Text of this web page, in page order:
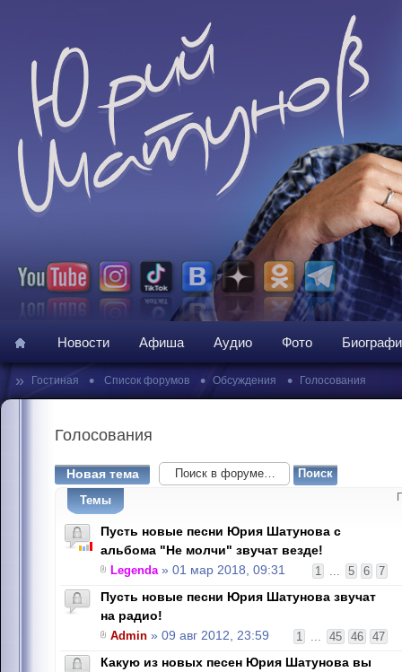
Новости Афиша Аудио Фото
» Гостиная • Список форумов • Обсуждения • Голосования
Голосования
Новая тема
Темы
Пусть новые песни Юрия Шатунова с
альбома "Не молчи" звучат везде!
1 ... 5 6 7
Legenda» 01 мар 2018, 09:31
Пусть новые песни Юрия Шатунова звучат
на радио!
1 ... 45 46 47
Admin » 09 авг 2012, 23:59
Какую из новых песен Юрия Шатунова вы